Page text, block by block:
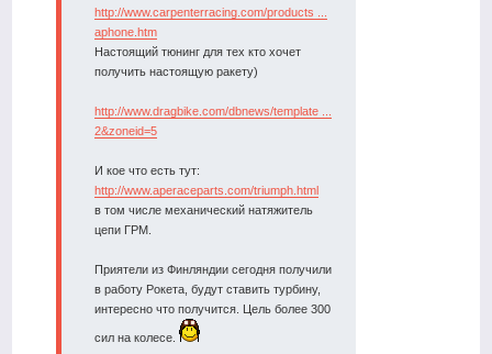
http://www.carpenterracing.com/products ...
aphone.htm
Настоящий тюнинг для тех кто хочет
получить настоящую ракету)
http://www.dragbike.com/dbnews/template ...
2&zoneid=5
И кое что есть тут:
http://www.aperaceparts.com/triumph.html
в том числе механический натяжитель
цепи ГРМ.
Приятели из Финляндии сегодня получили
в работу Рокета, будут ставить турбину,
интересно что получится. Цель более 300
сил на колесе.